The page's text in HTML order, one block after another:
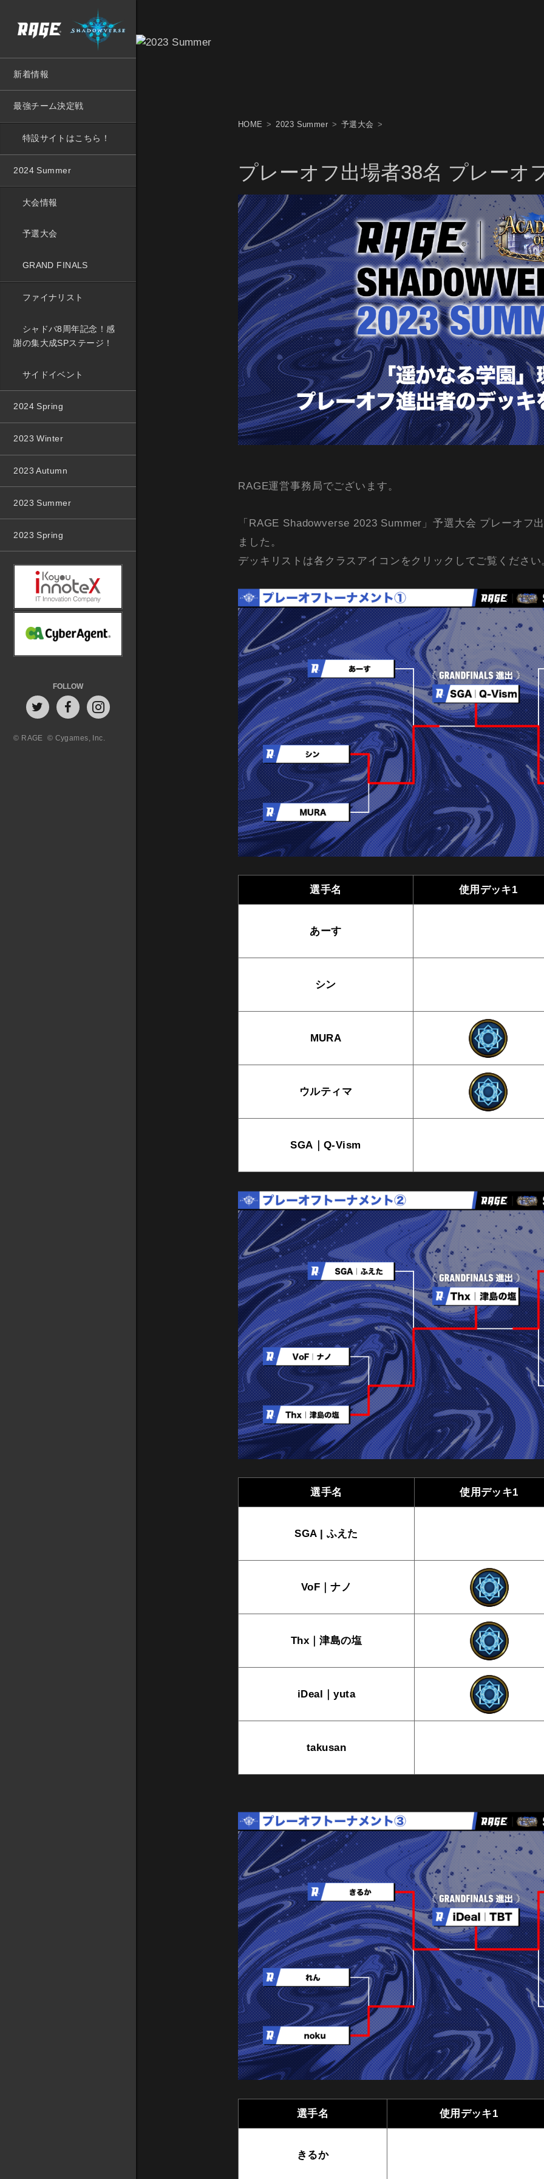
新着情報
最強チーム決定戦
特設サイトはこちら！
2024 Summer
大会情報
予選大会
GRAND FINALS
ファイナリスト
シャドバ8周年記念！感
謝の集大成SPステージ！
サイドイベント
2024 Spring
2023 Winter
2023 Autumn
2023 Summer
2023 Spring
FOLLOW
© RAGE © Cygames, Inc.
HOME 2023 Summer 予選大会
プレーオフ出場者38名 プレーオ
RAGE運営事務局でございます。
「RAGE Shadowverse 2023 Summer」予選大会 プレーオフ
ました。
デッキリストは各クラスアイコンをクリックしてご覧ください
選手名 使用デッキ1
あーす
シン
MURA
ウルティマ
SGA｜Q-Vism
選手名 使用デッキ1
SGA | ふえた
VoF｜ナノ
Thx｜津島の塩
iDeal｜yuta
takusan
選手名 使用デッキ1
きるか